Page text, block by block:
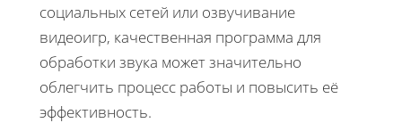
социальных сетей или озвучивание
видеоигр, качественная программа для
обработки звука может значительно
облегчить процесс работы и повысить её
эффективность.